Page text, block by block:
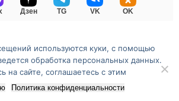
Дзен TG VK OK
версию сайта
используются куки, с помощью
обработка персональных данных.
на сайте, соглашаетесь с этим
Политика конфиденциальности